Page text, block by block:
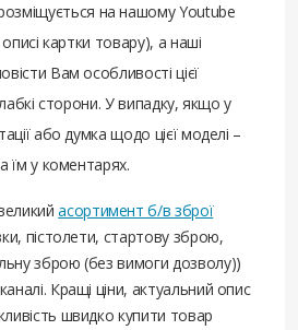
на нашому Youtube
картки товару), а наші
Вам особливості цієї
сторони. У випадку, якщо у
або думка щодо цієї моделі –
їм у коментарях.
асортимент б/в зброї
пістолети, стартову зброю,
зброю (без вимоги дозволу))
Кращі ціни, актуальний опис
швидко купити товар